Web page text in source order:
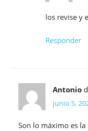
los revise y
Responder
Antonio
junio 5,
Son lo máximo es